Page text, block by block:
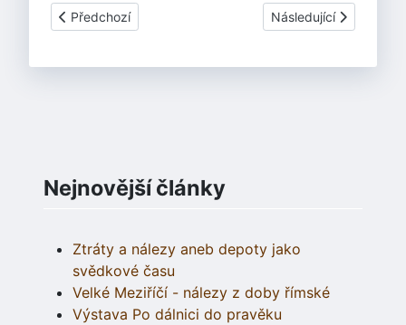
Předchozí článek: Beltine - Náměšť nad Oslavou
Předchozí Další článek:
Následující
Nejnovější články
Ztráty a nálezy aneb depoty jako
svědkové času
Velké Meziříčí - nálezy z doby římské
Výstava Po dálnici do pravěku